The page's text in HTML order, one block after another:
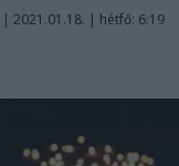
| 2021.01.18. | hétfő: 6:19